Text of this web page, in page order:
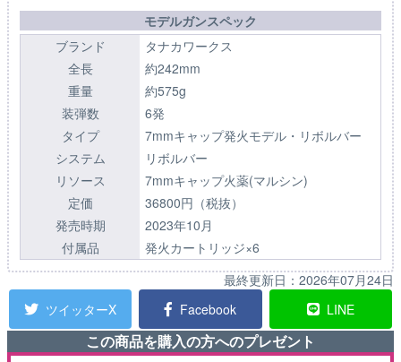
モデルガンスペック
ブランド
タナカワークス
全長
約242mm
重量
約575g
装弾数
6発
タイプ
7mmキャップ発火モデル・リボルバー
システム
リボルバー
リソース
7mmキャップ火薬(マルシン)
定価
36800円（税抜）
発売時期
2023年10月
付属品
発火カートリッジ×6
最終更新日： 2026年07月24日
ツイッターX
Facebook LINE
この商品を購入の方へのプレゼント